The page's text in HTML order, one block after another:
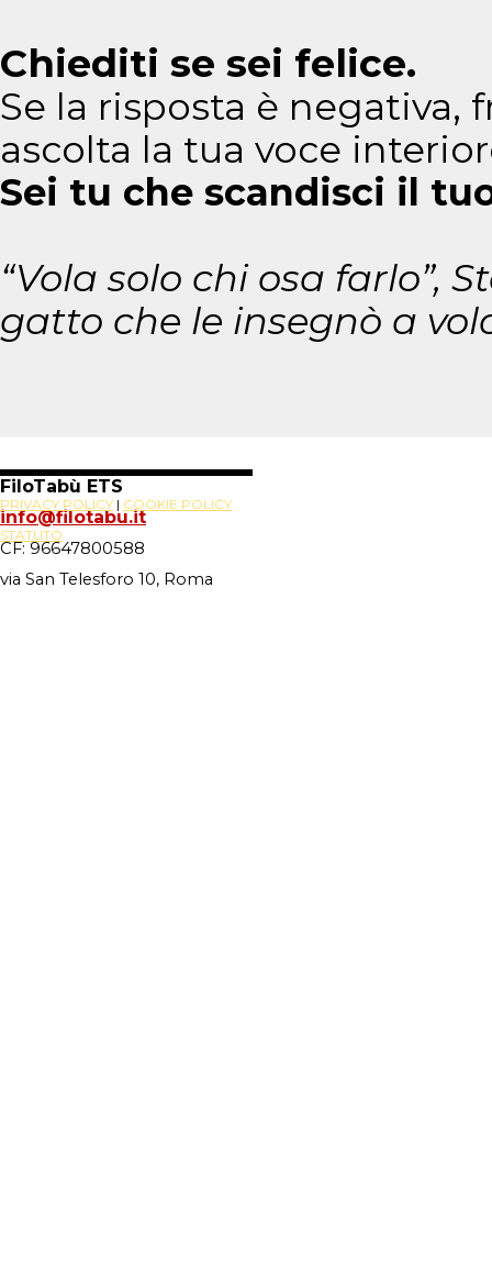
Chiediti se sei felice.
Se la risposta è
ascolta la tua voce
Sei tu che scandisci il
“Vola solo chi osa farlo”,
gatto che le insegnò a
PRIVACY POLICY | COOKIE POLICY
STATUTO
FiloTabù ETS
info@filotabu.it
CF: 96647800588
via San Telesforo 10, Roma